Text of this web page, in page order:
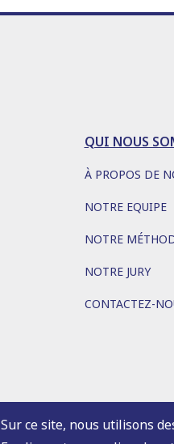
QUI NOUS
À PROPOS DE
NOTRE EQUIPE
NOTRE
NOTRE JURY
CONTACTEZ-
Sur ce site, nous utilisons